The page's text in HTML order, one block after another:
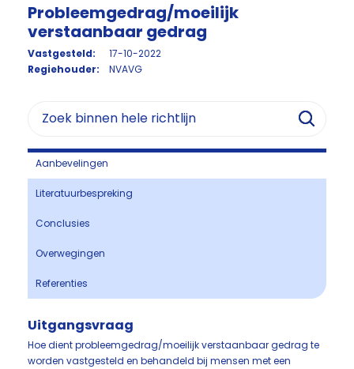
Probleemgedrag/moeilijk
verstaanbaar gedrag
Vastgesteld:
17-10-2022
Regiehouder:
NVAVG
Aanbevelingen
Literatuurbespreking
Conclusies
Overwegingen
Referenties
Uitgangsvraag
Hoe dient probleemgedrag/moeilijk verstaanbaar gedrag te
worden vastgesteld en behandeld bij mensen met een